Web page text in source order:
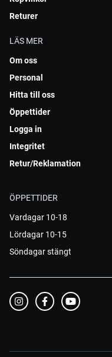
Returer
LÄS MER
Om oss
Personal
Hitta till oss
Öppettider
Logga in
Integritet
Retur/Reklamation
ÖPPETTIDER
Vardagar 10-18
Lördagar 10-15
Söndagar stängt